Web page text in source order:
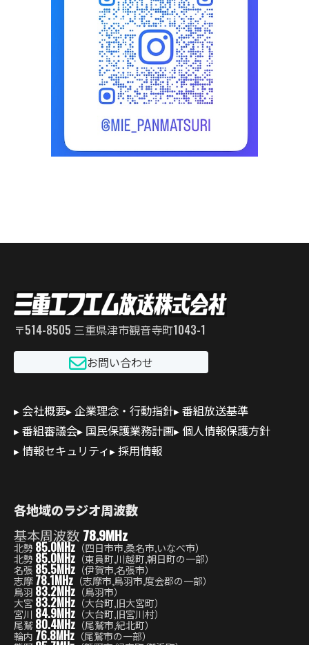
〒514-8505 三重県津市観音寺町1043-1
お問い合わせ
会社概要 企業理念・行動指針 番組放送基準
番組審議会 国民保護業務計画 個人情報保護方針
情報セキュリティ
採用情報
各地域のラジオ周波数
基本周波数 78.9MHz
北勢 85.0MHz （四日市市,桑名市,いなべ市）
北勢 85.0MHz （東員町,川越町,朝日町の一部）
名張 85.5MHz （伊賀市,名張市）
志摩78.1MHz （志摩市,鳥羽市,度会郡の一部）
鳥羽 83.2MHz （鳥羽市）
大宮 83.2MHz （大台町,旧大宮町）
宮川 84.9MHz （大台町,旧宮川村）
尾鷲80.4MHz （尾鷲市,紀北町）
輪内 76.8MHz （尾鷲市の一部）